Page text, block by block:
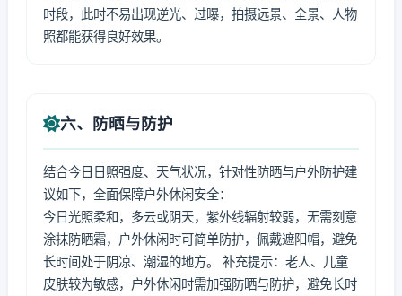
时段，此时不易出现逆光、过曝，拍摄远景、全景、人物
照都能获得良好效果。
六、防晒与防护
结合今日日照强度、天气状况，针对性防晒与户外防护建
议如下，全面保障户外休闲安全：
今日光照柔和，多云或阴天，紫外线辐射较弱，无需刻意
涂抹防晒霜，户外休闲时可简单防护，佩戴遮阳帽，避免
长时间处于阴凉、潮湿的地方。 补充提示：老人、儿童
皮肤较为敏感，户外休闲时需加强防晒与防护，避免长时